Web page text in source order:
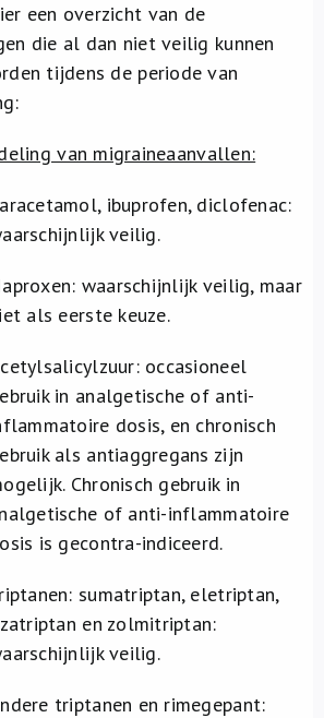
een overzicht van de
die al dan niet veilig kunnen
tijdens de periode van
van migraineaanvallen:
ibuprofen, diclofenac:
veilig.
waarschijnlijk veilig, maar
als eerste keuze.
occasioneel
in analgetische of anti-
dosis, en chronisch
als antiaggregans zijn
Chronisch gebruik in
of anti-inflammatoire
is gecontra-indiceerd.
sumatriptan, eletriptan,
en zolmitriptan:
veilig.
triptanen en rimegepant: